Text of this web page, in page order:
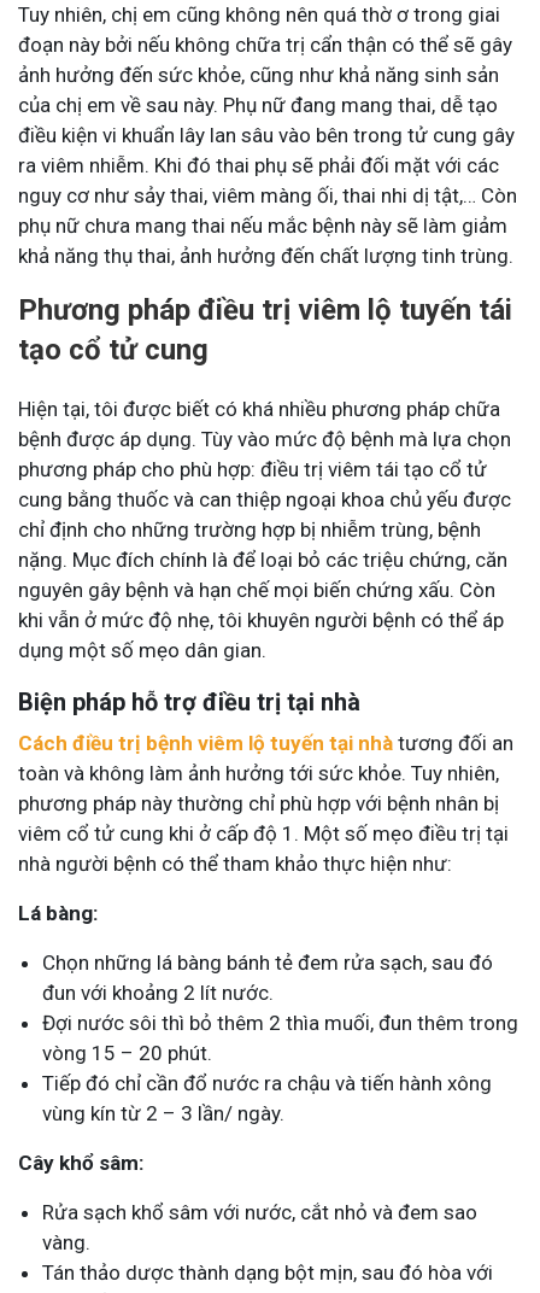
Tuy nhiên, chị em cũng không nên quá thờ ơ trong giai
đoạn này bởi nếu không chữa trị cẩn thận có thể sẽ gây
ảnh hưởng đến sức khỏe, cũng như khả năng sinh sản
của chị em về sau này. Phụ nữ đang mang thai, dễ tạo
điều kiện vi khuẩn lây lan sâu vào bên trong tử cung gây
ra viêm nhiễm. Khi đó thai phụ sẽ phải đối mặt với các
nguy cơ như sảy thai, viêm màng ối, thai nhi dị tật,… Còn
phụ nữ chưa mang thai nếu mắc bệnh này sẽ làm giảm
khả năng thụ thai, ảnh hưởng đến chất lượng tinh trùng.
Phương pháp điều trị viêm lộ tuyến tái
tạo cổ tử cung
Hiện tại, tôi được biết có khá nhiều phương pháp chữa
bệnh được áp dụng. Tùy vào mức độ bệnh mà lựa chọn
phương pháp cho phù hợp: điều trị viêm tái tạo cổ tử
cung bằng thuốc và can thiệp ngoại khoa chủ yếu được
chỉ định cho những trường hợp bị nhiễm trùng, bệnh
nặng. Mục đích chính là để loại bỏ các triệu chứng, căn
nguyên gây bệnh và hạn chế mọi biến chứng xấu. Còn
khi vẫn ở mức độ nhẹ, tôi khuyên người bệnh có thể áp
dụng một số mẹo dân gian.
Biện pháp hỗ trợ điều trị tại nhà
Cách điều trị bệnh viêm lộ tuyến tại nhà tương đối an
toàn và không làm ảnh hưởng tới sức khỏe. Tuy nhiên,
phương pháp này thường chỉ phù hợp với bệnh nhân bị
viêm cổ tử cung khi ở cấp độ 1. Một số mẹo điều trị tại
nhà người bệnh có thể tham khảo thực hiện như:
Lá bàng:
Chọn những lá bàng bánh tẻ đem rửa sạch, sau đó
đun với khoảng 2 lít nước.
Đợi nước sôi thì bỏ thêm 2 thìa muối, đun thêm trong
vòng 15 – 20 phút.
Tiếp đó chỉ cần đổ nước ra chậu và tiến hành xông
vùng kín từ 2 – 3 lần/ ngày.
Cây khổ sâm:
Rửa sạch khổ sâm với nước, cắt nhỏ và đem sao
vàng.
Tán thảo dược thành dạng bột mịn, sau đó hòa với